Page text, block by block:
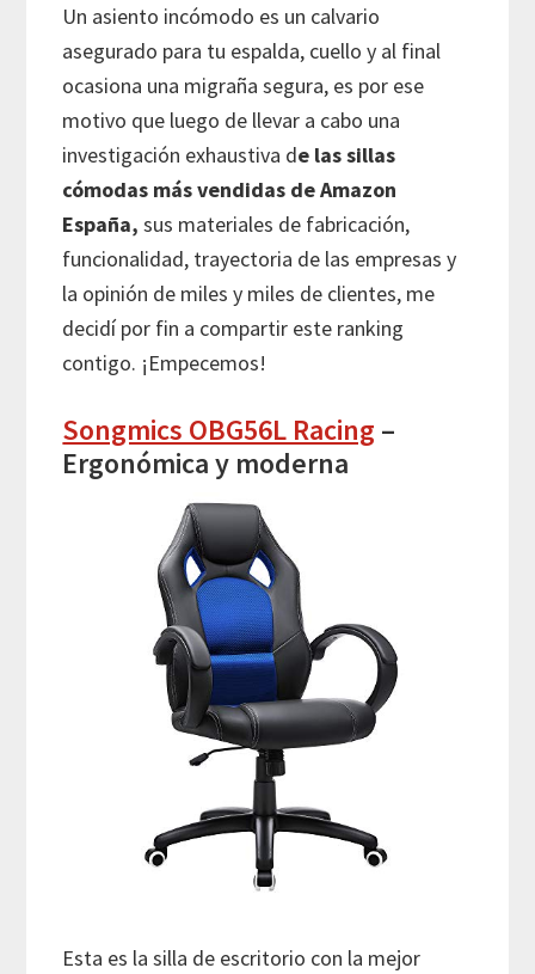
Un asiento incómodo es un calvario
asegurado para tu espalda, cuello y al final
ocasiona una migraña segura, es por ese
motivo que luego de llevar a cabo una
investigación exhaustiva de las sillas
cómodas más vendidas de Amazon
España, sus materiales de fabricación,
funcionalidad, trayectoria de las empresas y
la opinión de miles y miles de clientes, me
decidí por fin a compartir este ranking
contigo. ¡Empecemos!
Songmics OBG56L Racing –
Ergonómica y moderna
Esta es la silla de escritorio con la mejor